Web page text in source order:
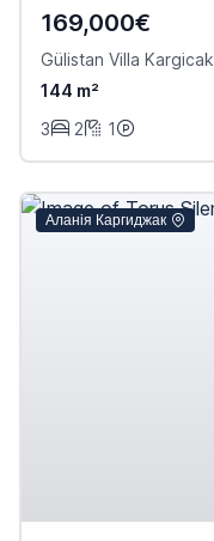
169,000€
Gülistan Villa Kargicak
144 m²
3
2 1
Аланія Каргиджак